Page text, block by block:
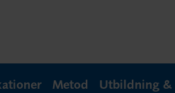
Metod Utbildning &